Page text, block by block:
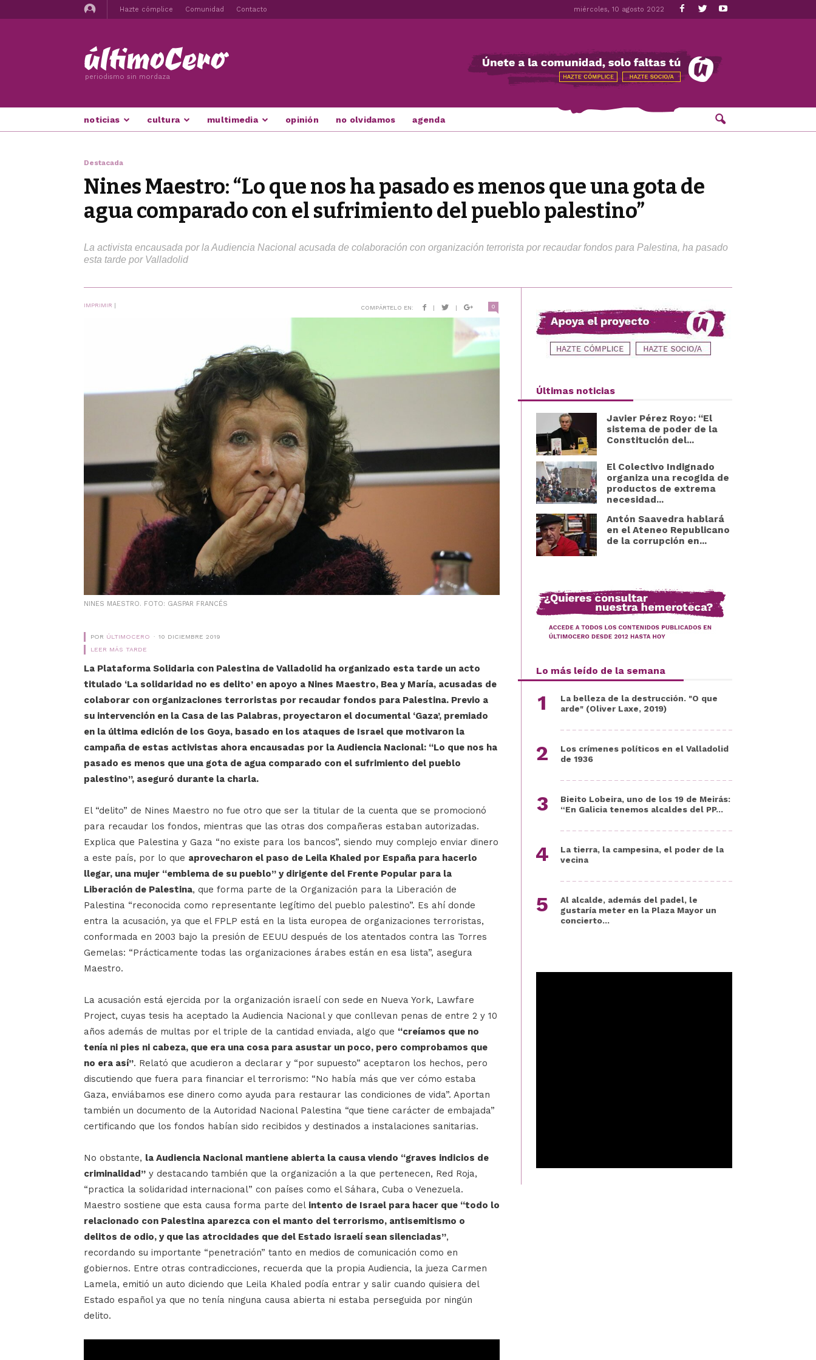
Hazte cómplice Comunidad Contacto miércoles, 10 agosto 2022
periodismo sin mordaza
noticias cultura multimedia opinión no olvidamos agenda
Destacada
Nines Maestro: “Lo que nos ha pasado es menos que una gota de
agua comparado con el sufrimiento del pueblo palestino”
La activista encausada por la Audiencia Nacional acusada de colaboración con organización terrorista por recaudar fondos para Palestina, ha pasado
esta tarde por Valladolid
IMPRIMIR | COMPÁRTELO EN: | | 0
NINES MAESTRO. FOTO: GASPAR FRANCÉS
POR ÚLTIMOCERO
10 DICIEMBRE 2019
LEER MÁS TARDE
La Plataforma Solidaria con Palestina de Valladolid ha organizado esta tarde un acto
titulado ‘La solidaridad no es delito’ en apoyo a Nines Maestro, Bea y María, acusadas de
colaborar con organizaciones terroristas por recaudar fondos para Palestina. Previo a
su intervención en la Casa de las Palabras, proyectaron el documental ‘Gaza’, premiado
en la última edición de los Goya, basado en los ataques de Israel que motivaron la
campaña de estas activistas ahora encausadas por la Audiencia Nacional: “Lo que nos ha
pasado es menos que una gota de agua comparado con el sufrimiento del pueblo
palestino”, aseguró durante la charla.
El “delito” de Nines Maestro no fue otro que ser la titular de la cuenta que se promocionó
para recaudar los fondos, mientras que las otras dos compañeras estaban autorizadas.
Explica que Palestina y Gaza “no existe para los bancos”, siendo muy complejo enviar dinero
a este país, por lo que aprovecharon el paso de Leila Khaled por España para hacerlo
llegar, una mujer “emblema de su pueblo” y dirigente del Frente Popular para la
Liberación de Palestina, que forma parte de la Organización para la Liberación de
Palestina “reconocida como representante legítimo del pueblo palestino”. Es ahí donde
entra la acusación, ya que el FPLP está en la lista europea de organizaciones terroristas,
conformada en 2003 bajo la presión de EEUU después de los atentados contra las Torres
Gemelas: “Prácticamente todas las organizaciones árabes están en esa lista”, asegura
Maestro.
La acusación está ejercida por la organización israelí con sede en Nueva York, Lawfare
Project, cuyas tesis ha aceptado la Audiencia Nacional y que conllevan penas de entre 2 y 10
años además de multas por el triple de la cantidad enviada, algo que “creíamos que no
tenía ni pies ni cabeza, que era una cosa para asustar un poco, pero comprobamos que
no era así”. Relató que acudieron a declarar y “por supuesto” aceptaron los hechos, pero
discutiendo que fuera para financiar el terrorismo: “No había más que ver cómo estaba
Gaza, enviábamos ese dinero como ayuda para restaurar las condiciones de vida”. Aportan
también un documento de la Autoridad Nacional Palestina “que tiene carácter de embajada”
certificando que los fondos habían sido recibidos y destinados a instalaciones sanitarias.
No obstante, la Audiencia Nacional mantiene abierta la causa viendo “graves indicios de
criminalidad” y destacando también que la organización a la que pertenecen, Red Roja,
“practica la solidaridad internacional” con países como el Sáhara, Cuba o Venezuela.
Maestro sostiene que esta causa forma parte del intento de Israel para hacer que “todo lo
relacionado con Palestina aparezca con el manto del terrorismo, antisemitismo o
delitos de odio, y que las atrocidades que del Estado israelí sean silenciadas”,
recordando su importante “penetración” tanto en medios de comunicación como en
gobiernos. Entre otras contradicciones, recuerda que la propia Audiencia, la jueza Carmen
Lamela, emitió un auto diciendo que Leila Khaled podía entrar y salir cuando quisiera del
Estado español ya que no tenía ninguna causa abierta ni estaba perseguida por ningún
delito.
Últimas noticias
Javier Pérez Royo: “El
sistema de poder de la
Constitución del...
El Colectivo Indignado
organiza una recogida de
productos de extrema
necesidad...
Antón Saavedra hablará
en el Ateneo Republicano
de la corrupción en...
Lo más leído de la semana
La belleza de la destrucción. "O que
arde" (Oliver Laxe, 2019)
Los crímenes políticos en el Valladolid
de 1936
Bieito Lobeira, uno de los 19 de Meirás:
“En Galicia tenemos alcaldes del PP...
La tierra, la campesina, el poder de la
vecina
Al alcalde, además del padel, le
gustaría meter en la Plaza Mayor un
concierto...